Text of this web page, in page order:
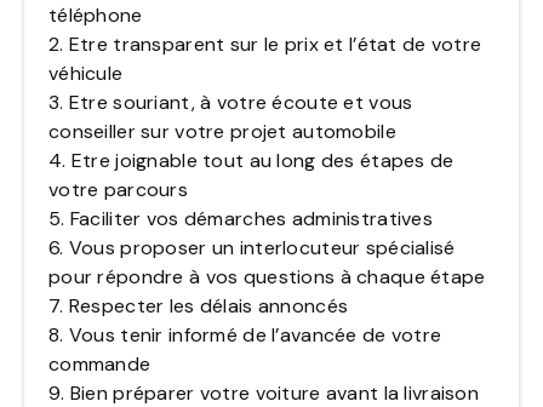
téléphone
2. Etre transparent sur le prix et l’état de votre
véhicule
3. Etre souriant, à votre écoute et vous
conseiller sur votre projet automobile
4. Etre joignable tout au long des étapes de
votre parcours
5. Faciliter vos démarches administratives
6. Vous proposer un interlocuteur spécialisé
pour répondre à vos questions à chaque étape
7. Respecter les délais annoncés
8. Vous tenir informé de l’avancée de votre
commande
9. Bien préparer votre voiture avant la livraison